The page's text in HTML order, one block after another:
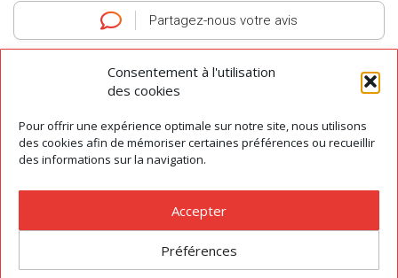
Consentement à l'utilisation
des cookies
Pour offrir une expérience optimale sur notre site, nous utilisons
des cookies afin de mémoriser certaines préférences ou recueillir
des informations sur la navigation.
Accepter
Préférences
Partagez-nous votre avis
AGIT -Association des Guides Interprètes du Tarn-Tous droits réservés
© 2026